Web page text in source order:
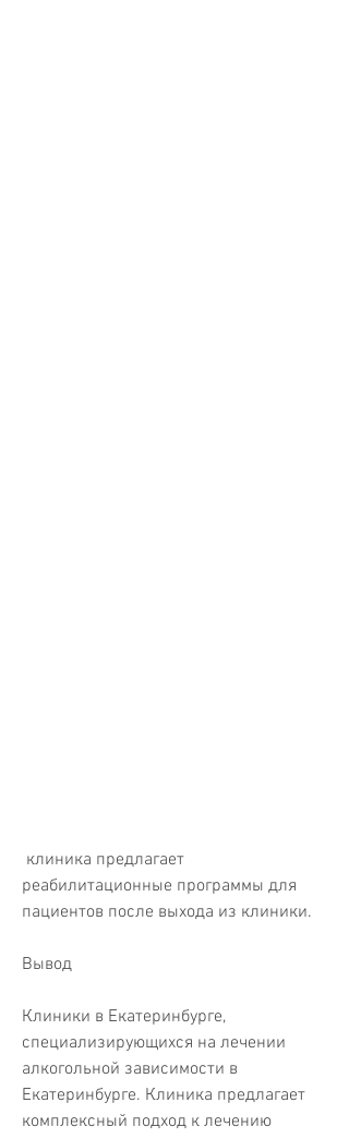
реабилитационные программы для
пациентов после выхода из клиники.
Вывод
Клиники в Екатеринбурге,
специализирующихся на лечении
алкогольной зависимости в
Екатеринбурге. Клиника предлагает
комплексный подход к лечению